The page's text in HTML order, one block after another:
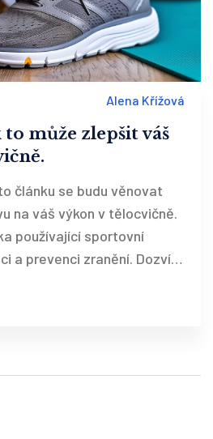
Alena Křížová
to může zlepšit váš
článku se budu věnovat
na váš výkon v tělocvičně.
používající sportovní
a prevenci zranění. Dozvíte
Přeji vám příjemné